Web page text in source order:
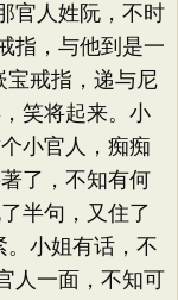
官人姓阮，不时
指，与他到是一
宝戒指，递与尼
笑将起来。小
小官人，痴痴
了，不知有何
半句，又住了
。小姐有话，不
人一面，不知可